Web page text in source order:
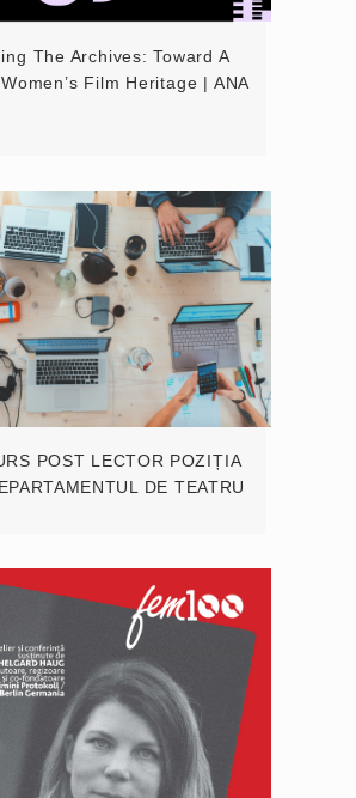
The Archives: Toward A
Film Heritage | ANA
POST LECTOR POZIȚIA
DE TEATRU